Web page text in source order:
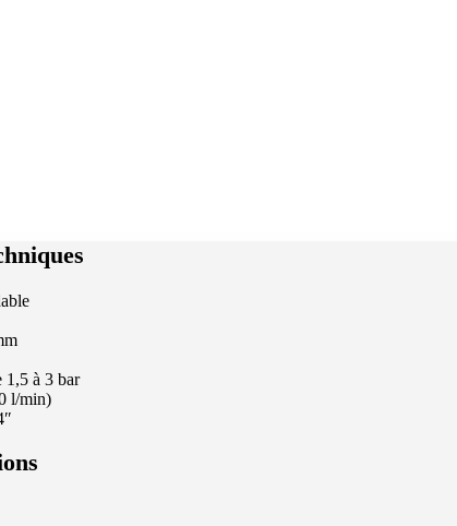
1,5 à 3 bar
l/min)